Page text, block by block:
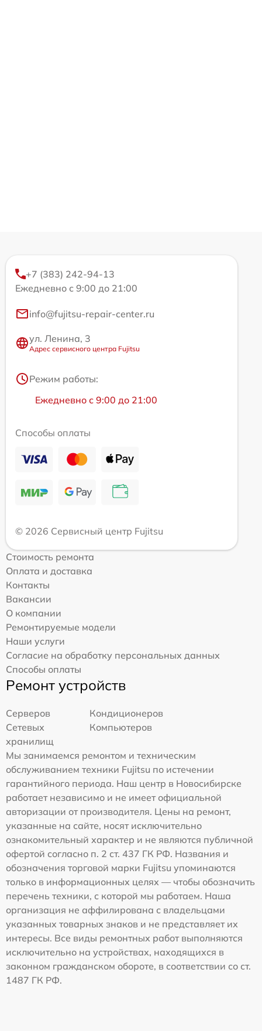
+7 (383) 242-94-13
Ежедневно с 9:00 до 21:00
info@fujitsu-repair-center.ru
ул. Ленина, 3
Адрес сервисного центра Fujitsu
Режим работы:
Ежедневно с 9:00 до 21:00
Способы оплаты
© 2026 Сервисный центр Fujitsu
Стоимость ремонта
Оплата и доставка
Контакты
Вакансии
О компании
Ремонтируемые модели
Наши услуги
Согласие на обработку персональных данных
Способы оплаты
Ремонт устройств
Серверов
Кондиционеров
Сетевых
хранилищ
Компьютеров
Мы занимаемся ремонтом и техническим
обслуживанием техники Fujitsu по истечении
гарантийного периода. Наш центр в Новосибирске
работает независимо и не имеет официальной
авторизации от производителя. Цены на ремонт,
указанные на сайте, носят исключительно
ознакомительный характер и не являются публичной
офертой согласно п. 2 ст. 437 ГК РФ. Названия и
обозначения торговой марки Fujitsu упоминаются
только в информационных целях — чтобы обозначить
перечень техники, с которой мы работаем. Наша
организация не аффилирована с владельцами
указанных товарных знаков и не представляет их
интересы. Все виды ремонтных работ выполняются
исключительно на устройствах, находящихся в
законном гражданском обороте, в соответствии со ст.
1487 ГК РФ.